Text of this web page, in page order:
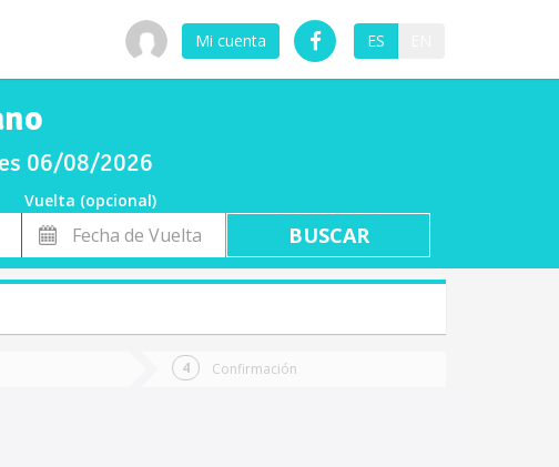
Mi cuenta ES
06/08/2026
Vuelta (opcional)
Fecha
de
Vuelta
Confirmación